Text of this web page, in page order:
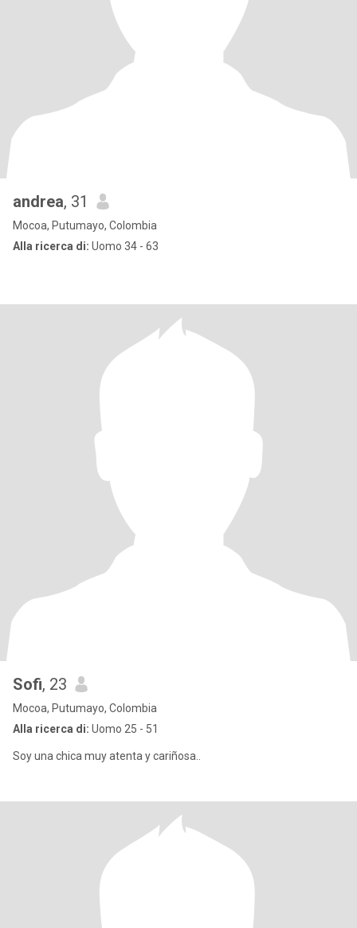
andrea, 31
Mocoa, Putumayo, Colombia
Alla ricerca di: Uomo 34 - 63
Sofi, 23
Mocoa, Putumayo, Colombia
Alla ricerca di: Uomo 25 - 51
Soy una chica muy atenta y cariñosa..